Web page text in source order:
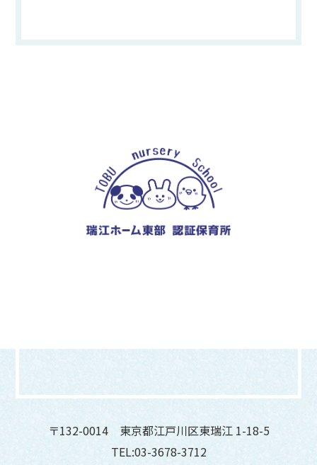
〒132-0014 東京都江戸川区東瑞江 1-18-5
TEL:03-3678-3712